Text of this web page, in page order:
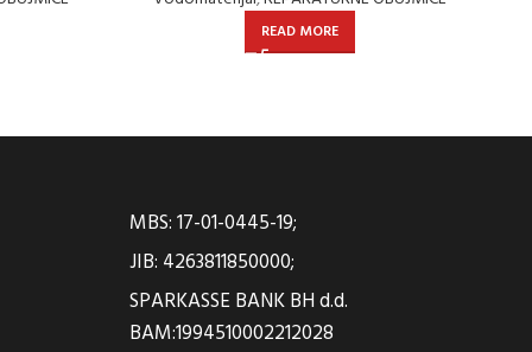
READ MORE
MBS: 17-01-0445-19;
JIB: 4263811850000;
SPARKASSE BANK BH d.d.
BAM:1994510002212028